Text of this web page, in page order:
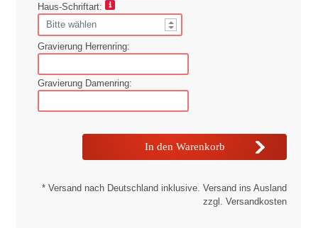
Haus-Schriftart:
Gravierung Herrenring:
Gravierung Damenring:
* Versand nach Deutschland inklusive. Versand ins Ausland
zzgl. Versandkosten